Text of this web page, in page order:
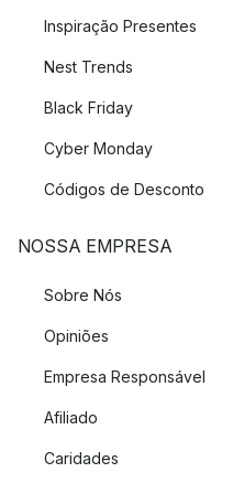
Inspiração Presentes
Nest Trends
Black Friday
Cyber Monday
Códigos de Desconto
NOSSA EMPRESA
Sobre Nós
Opiniões
Empresa Responsável
Afiliado
Caridades